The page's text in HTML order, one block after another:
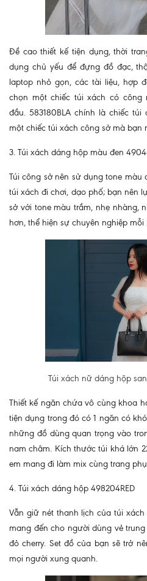
Đề cao thiết kế tiện dụng, thời
dụng chủ yếu để đựng đồ đạc,
laptop nhỏ gọn, các tài liệu, hợp
chọn một chiếc túi xách có
đầu. 583180BLA chính là chiếc
một chiếc túi xách công sở mà bạn
3. Túi xách dáng hộp màu đen
Túi công sở nên sử dụng tone màu
túi xách đi chơi, dạo phố; bạn nên
sở với tone màu trầm, nhẹ nhàng,
hơn, thể hiện sự chuyên nghiệp mỗi
Túi xách nữ dáng hộp
Thiết kế ngăn chứa vô cùng khoa
tiện dụng trong đó có 1 ngăn có
những đồ dùng quan trọng vào
nam châm. Kích thước túi khá lớn
em mang đi làm mix cùng trang
4. Túi xách dáng hộp 498204RED
Vẫn giữ nét thanh lịch của túi xách
mang đến cho người dùng vẻ
đỏ cherry. Set đồ của bạn sẽ trở
mọi người xung quanh.